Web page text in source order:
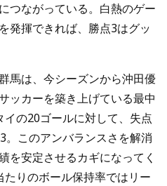
つながっている。白熱のゲー
発揮できれば、勝点3はグッ
馬は、今シーズンから沖田優
ッカーを築き上げている最中
の20ゴールに対して、失点
このアンバランスさを解消
を安定させるカギになってく
りのボール保持率ではリー